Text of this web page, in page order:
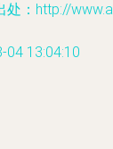
处：http://
04 13:04:10